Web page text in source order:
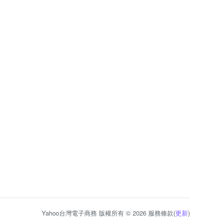
Yahoo台灣電子商務 版權所有 © 2026 服務條款(更新)